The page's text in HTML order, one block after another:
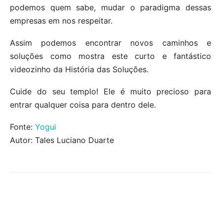
podemos quem sabe, mudar o paradigma dessas
empresas em nos respeitar.
Assim podemos encontrar novos caminhos e
soluções como mostra este curto e fantástico
videozinho da História das Soluções.
Cuide do seu templo! Ele é muito precioso para
entrar qualquer coisa para dentro dele.
Fonte: Yogui
Autor: Tales Luciano Duarte